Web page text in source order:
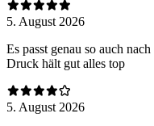
5. August 2026
Es passt genau so auch
Druck hält gut alles top
5. August 2026